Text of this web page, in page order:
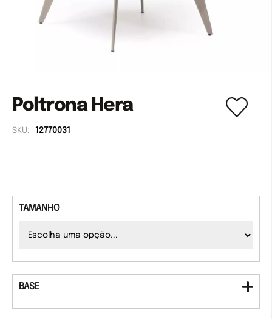
Poltrona Hera
SKU: 12770031
TAMANHO
BASE